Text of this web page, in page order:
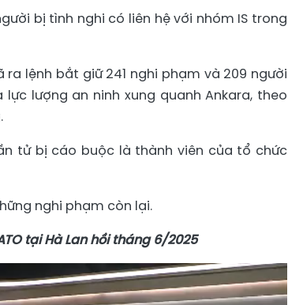
bị tình nghi có liên hệ với nhóm IS trong
lệnh bắt giữ 241 nghi phạm và 209 người
lượng an ninh xung quanh Ankara, theo
tử bị cáo buộc là thành viên của tổ chức
nghi phạm còn lại.
tại Hà Lan hồi tháng 6/2025